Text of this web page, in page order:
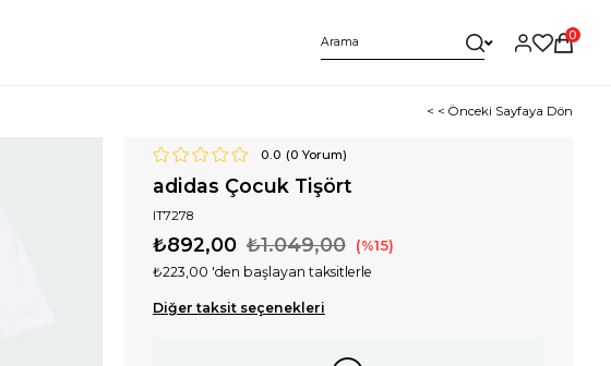
0
< < Önceki Sayfaya Dön
0.0 (0 Yorum)
adidas Çocuk Tişört
IT7278
₺1.049,00
₺892,00 15
₺223,00 'den başlayan taksitlerle
Diğer taksit seçenekleri